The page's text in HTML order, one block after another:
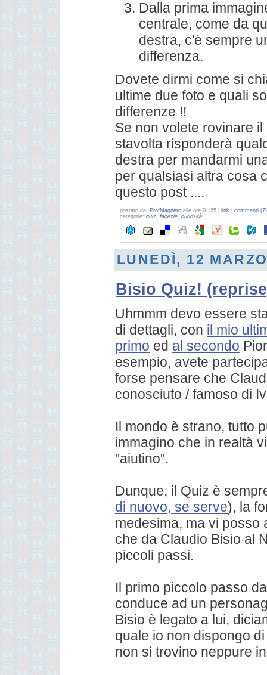
Dalla prima
centrale, come da
destra, c'è sempre
differenza.
Dovete dirmi come si
ultime due foto e quali
differenze !!
Se non volete rovinare
stavolta risponderà
destra per mandarmi
per qualsiasi altra cosa
questo post ....
postato da: ProfMagneto alle ore 01:35 | link
commenti (7)
categorie: quiz facezie curiosità
LUNEDÌ, 12
Bisio Quiz!
Uhmmm devo essere
di dettagli, con il mio
primo ed al secondo
esempio, avete
forse pensare che
conosciuto / famoso di
Il mondo è strano, tutto
immagino che in realtà
"aiutino".
Dunque, il Quiz è
di nuovo, se serve), la
medesima, ma vi posso
che da Claudio Bisio al
piccoli passi.
Il primo piccolo passo
conduce ad un
Bisio è legato a lui,
quale io non dispongo
non si trovino neppure